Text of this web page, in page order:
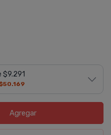
$9.291
Agregar